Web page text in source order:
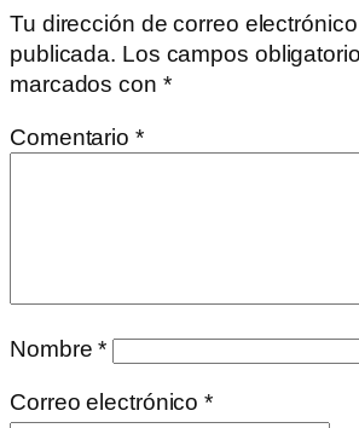
Tu dirección de correo
publicada. Los campos
marcados con *
Comentario *
Nombre*
Correo electrónico*